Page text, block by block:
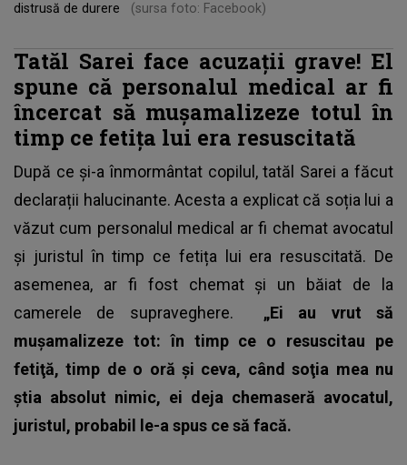
distrusă de durere
(sursa foto: Facebook)
Tatăl Sarei face acuzații grave! El
spune că personalul medical ar fi
încercat să mușamalizeze totul în
timp ce fetița lui era resuscitată
După ce și-a înmormântat copilul, tatăl Sarei a făcut
declarații halucinante. Acesta a explicat că soția lui a
văzut cum personalul medical ar fi chemat avocatul
și juristul în timp ce fetița lui era resuscitată. De
asemenea, ar fi fost chemat și un băiat de la
camerele de supraveghere. „Ei au vrut să
muşamalizeze tot: în timp ce o resuscitau pe
fetiţă, timp de o oră şi ceva, când soţia mea nu
ştia absolut nimic, ei deja chemaseră avocatul,
juristul, probabil le-a spus ce să facă.